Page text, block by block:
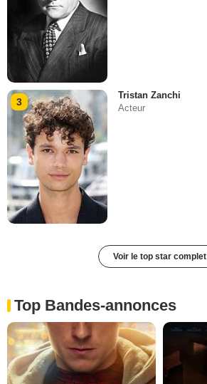
3
Tristan Zanchi
Acteur
Voir le top star complet
Top Bandes-annonces